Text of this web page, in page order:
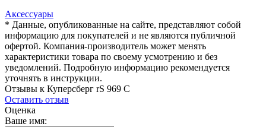
Аксессуары
* Данные, опубликованные на сайте, представляют собой
информацию для покупателей и не являются публичной
офертой. Компания-производитель может менять
характеристики товара по своему усмотрению и без
уведомлений. Подробную информацию рекомендуется
уточнять в инструкции.
Отзывы к Куперсберг rS 969 C
Оставить отзыв
Оценка
Ваше имя: